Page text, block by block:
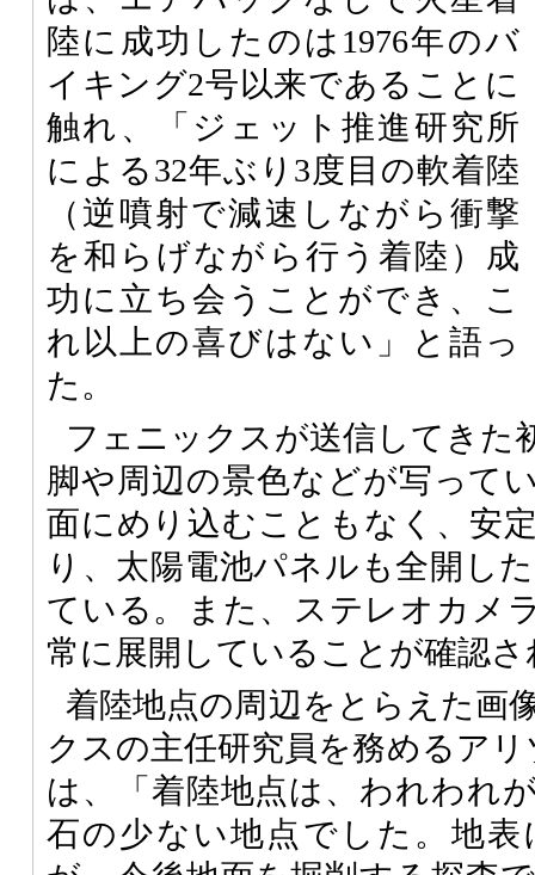
陸に成功したのは1976年のバ
イキング2号以来であることに
触れ、「ジェット推進研究所
による32年ぶり3度目の軟着陸
（逆噴射で減速しながら衝撃
を和らげながら行う着陸）成
功に立ち会うことができ、こ
れ以上の喜びはない」と語っ
た。
フェニックスが送信してきた
脚や周辺の景色などが写って
面にめり込むこともなく、安
り、太陽電池パネルも全開し
ている。また、ステレオカメ
常に展開していることが確認さ
着陸地点の周辺をとらえた画
クスの主任研究員を務めるアリ
は、「着陸地点は、われわれ
石の少ない地点でした。地